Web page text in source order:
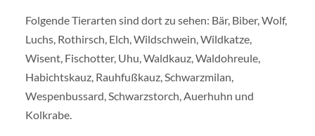
Folgende Tierarten sind dort zu sehen: Bär, Biber, Wolf,
Luchs, Rothirsch, Elch, Wildschwein, Wildkatze,
Wisent, Fischotter, Uhu, Waldkauz, Waldohreule,
Habichtskauz, Rauhfußkauz, Schwarzmilan,
Wespenbussard, Schwarzstorch, Auerhuhn und
Kolkrabe.